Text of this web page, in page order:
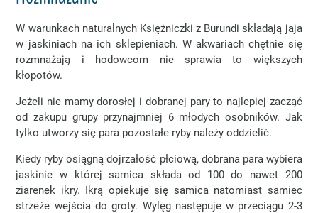
W warunkach naturalnych Księżniczki z Burundi składają jaja
w jaskiniach na ich sklepieniach. W akwariach chętnie się
rozmnażają i hodowcom nie sprawia to większych
kłopotów.
Jeżeli nie mamy dorosłej i dobranej pary to najlepiej zacząć
od zakupu grupy przynajmniej 6 młodych osobników. Jak
tylko utworzy się para pozostałe ryby należy oddzielić.
Kiedy ryby osiągną dojrzałość płciową, dobrana para wybiera
jaskinie w której samica składa od 100 do nawet 200
ziarenek ikry. Ikrą opiekuje się samica natomiast samiec
strzeże wejścia do groty. Wylęg następuje w przeciągu 2-3